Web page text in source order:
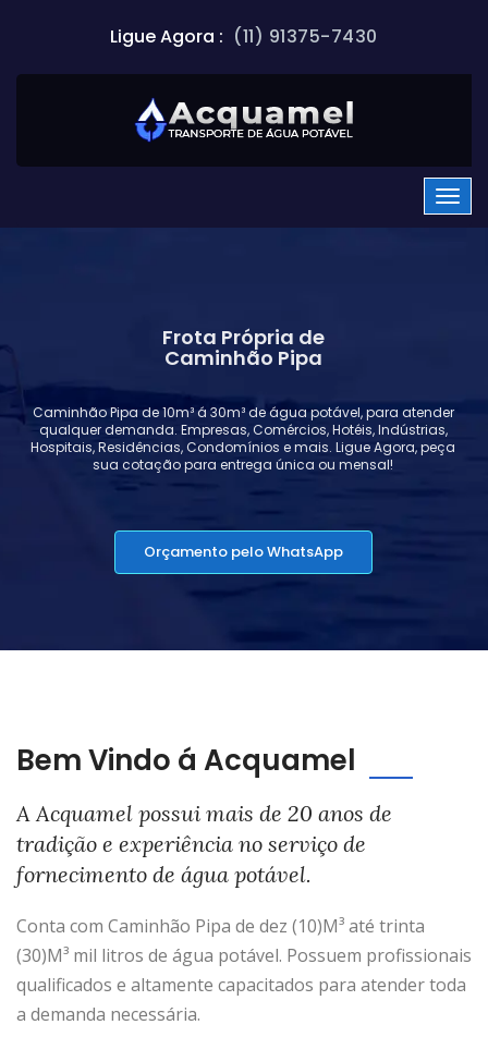
Ligue Agora : (11) 91375-7430
Frota Própria de
Caminhão Pipa
Caminhão Pipa de 10m³ á 30m³ de água potável, para atender
qualquer demanda. Empresas, Comércios, Hotéis, Indústrias,
Hospitais, Residências, Condomínios e mais. Ligue Agora, peça
sua cotação para entrega única ou mensal!
Orçamento pelo WhatsApp
Bem Vindo á Acquamel
A Acquamel possui mais de 20 anos de
tradição e experiência no serviço de
fornecimento de água potável.
Conta com Caminhão Pipa de dez (10)M³ até trinta
(30)M³ mil litros de água potável. Possuem profissionais
qualificados e altamente capacitados para atender toda
a demanda necessária.